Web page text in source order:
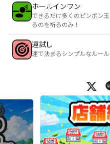
ホールインワン
できるだけ多くのピンポン
るのを祈るのみ！
運試し
運で決まるシンプルなルー
X